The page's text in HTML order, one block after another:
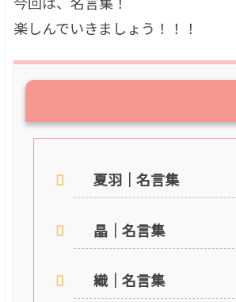
楽しんでいきましょう！！！
夏羽｜名言集
晶｜名言集
織｜名言集